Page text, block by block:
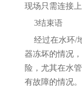
现场只需连接
3结束语
经过在水环/
器冻坏的情况
险，尤其在水
有故障的情况